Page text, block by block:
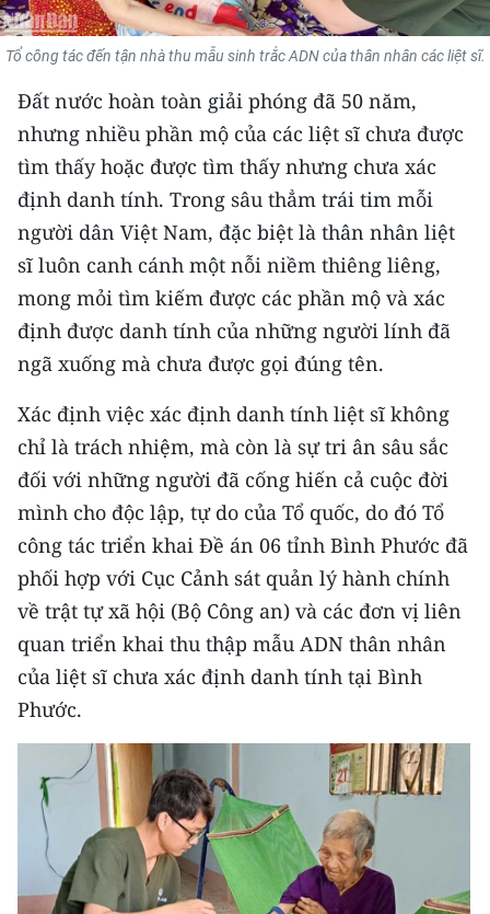
KIỂM CHỨNG THÔNG TIN
TRI THỨC CHUYÊN SÂU
54 DÂN TỘC VIỆT NAM
CHƯƠNG TRÌNH OCOP - MỖI XÃ
MỘT SẢN PHẨM
RADIO
MEDIA CENTER
Video
Media Chính trị
Media Kinh tế
Media Văn hóa
Media Xã hội
Media Pháp luật
Media Thế giới
Media Thể thao
Media Giáo dục
Tổ công tác đến tận nhà thu mẫu sinh trắc ADN của thân nhân các liệt sĩ.
Đất nước hoàn toàn giải phóng đã 50 năm,
nhưng nhiều phần mộ của các liệt sĩ chưa được
tìm thấy hoặc được tìm thấy nhưng chưa xác
định danh tính. Trong sâu thẳm trái tim mỗi
người dân Việt Nam, đặc biệt là thân nhân liệt
sĩ luôn canh cánh một nỗi niềm thiêng liêng,
mong mỏi tìm kiếm được các phần mộ và xác
định được danh tính của những người lính đã
ngã xuống mà chưa được gọi đúng tên.
Xác định việc xác định danh tính liệt sĩ không
chỉ là trách nhiệm, mà còn là sự tri ân sâu sắc
đối với những người đã cống hiến cả cuộc đời
mình cho độc lập, tự do của Tổ quốc, do đó Tổ
công tác triển khai Đề án 06 tỉnh Bình Phước đã
phối hợp với Cục Cảnh sát quản lý hành chính
về trật tự xã hội (Bộ Công an) và các đơn vị liên
quan triển khai thu thập mẫu ADN thân nhân
của liệt sĩ chưa xác định danh tính tại Bình
Phước.